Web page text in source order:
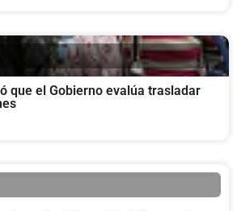
que el Gobierno evalúa trasladar